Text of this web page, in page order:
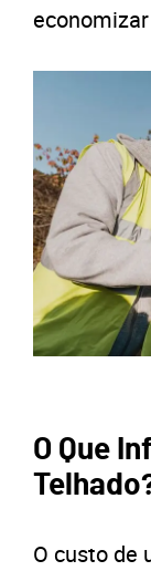
O Que
O custo de